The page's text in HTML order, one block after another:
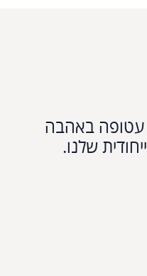
עטופה באהבה
שלנו.